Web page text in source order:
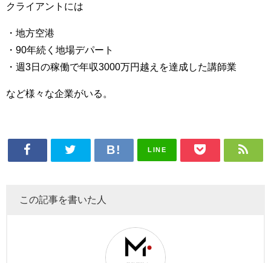
クライアントには
・地方空港
・90年続く地場デパート
・週3日の稼働で年収3000万円越えを達成した講師業
など様々な企業がいる。
LINE
この記事を書いた人